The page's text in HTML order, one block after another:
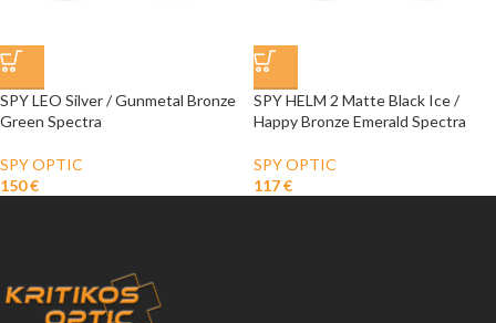
SPY LEO Silver / Gunmetal Bronze
Green Spectra
SPY OPTIC
150€
SPY HELM 2 Matte Black Ice /
Happy Bronze Emerald Spectra
SPY OPTIC
117€